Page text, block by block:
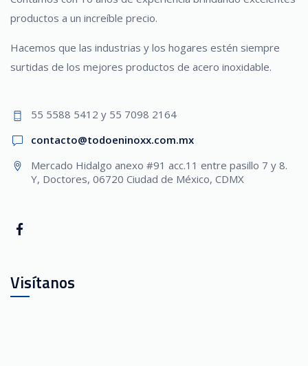
productos a un increíble precio.
Hacemos que las industrias y los hogares estén siempre
surtidas de los mejores productos de acero inoxidable.
55 5588 5412 y 55 7098 2164
contacto@todoeninoxx.com.mx
Mercado Hidalgo anexo #91 acc.11 entre pasillo 7 y 8.
Y, Doctores, 06720 Ciudad de México, CDMX
Visítanos